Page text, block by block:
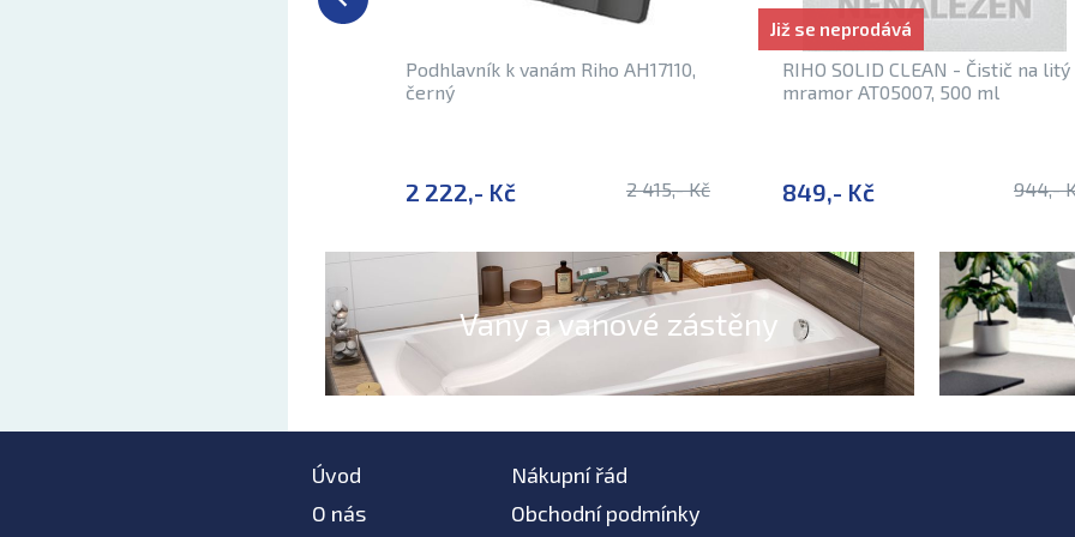
Podhlavník k vanám Riho AH17110,
černý
2 222,- Kč 2 415,- Kč
RIHO SOLID CLEAN - Čistič na litý
mramor AT05007, 500 ml
849,- Kč 944,-
Již se neprodává
Vany a vanové zástěny
Úvod
O nás
Nákupní řád
Obchodní podmínky